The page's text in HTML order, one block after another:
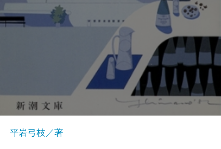
平岩弓枝／著